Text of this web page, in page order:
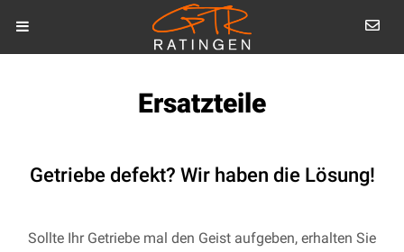
Ersatzteile
Getriebe defekt? Wir haben die Lösung!
Sollte Ihr Getriebe mal den Geist aufgeben, erhalten Sie